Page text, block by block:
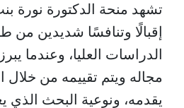
تشهد منحة الدكتورة نورة
إقبالًا وتنافسًا شديدين من
الدراسات العليا، وعندما
مجاله ويتم تقييمه من خلال
يقدمه، ونوعية البحث الذي